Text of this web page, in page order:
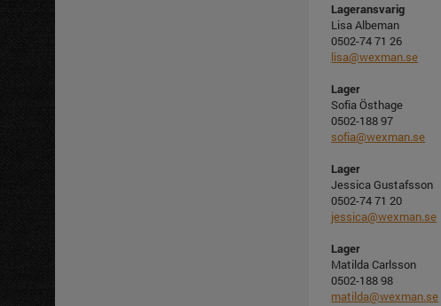
Lageransvarig
Lisa Albeman
0502-74 71 26
lisa@wexman.se
Lager
Sofia Östhage
0502-188 97
sofia@wexman.se
Lager
Jessica Gustafsson
0502-74 71 20
jessica@wexman.se
Lager
Matilda Carlsson
0502-188 98
matilda@wexman.se